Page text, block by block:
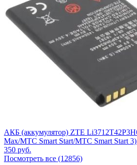
АКБ (аккумулятор) ZTE
Max/МТС Smart Start/МТС Smart Start
350 руб.
Посмотреть все (12856)